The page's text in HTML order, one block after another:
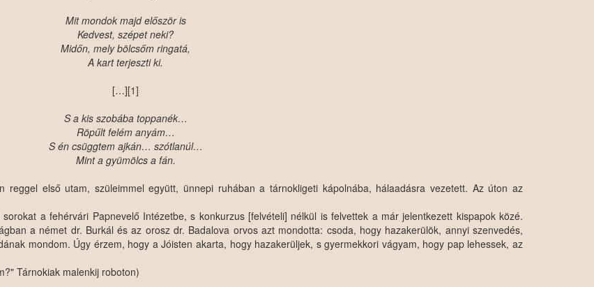
Mit mondok majd először is
Kedvest, szépet neki?
Midőn, mely bölcsőm ringatá,
A kart terjeszti ki.
[…][1]
S a kis szobába toppanék…
Röpűlt felém anyám…
S én csüggtem ajkán… szótlanúl…
Mint a gyümölcs a fán.
első utam, szüleimmel együtt, ünnepi ruhában a tárnokligeti kápolnába, hálaadásra vezetett. Az úton az
a fehérvári Papnevelő Intézetbe, s konkurzus [felvételi] nélkül is felvettek a már jelentkezett kispapok közé.
a német dr. Burkál és az orosz dr. Badalova orvos azt mondotta: csoda, hogy hazakerülök, annyi szenvedés,
mondom. Úgy érzem, hogy a Jóisten akarta, hogy hazakerüljek, s gyermekkori vágyam, hogy pap lehessek, az
Tárnokiak malenkij roboton)